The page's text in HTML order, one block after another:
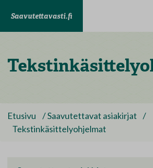
Saavutettavasti.fi
Etusivu /Saavutettavat asiakirjat /
Tekstinkäsittelyohjelmat